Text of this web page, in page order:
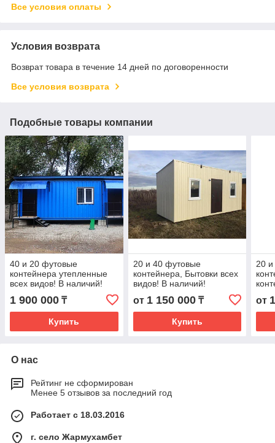
Все условия оплаты
Условия возврата
Возврат товара в течение 14 дней по договоренности
Все условия возврата
Подобные товары компании
40 и 20 футовые
контейнера утепленные
всех видов! В наличий!
1 900 000 ₸
Купить
20 и 40 футовые
контейнера, Бытовки всех
видов! В наличий!
от 1 150 000₸
Купить
20
от
О нас
Рейтинг не сформирован
Менее 5 отзывов за последний год
Работает с 18.03.2016
г. село Жармухамбет